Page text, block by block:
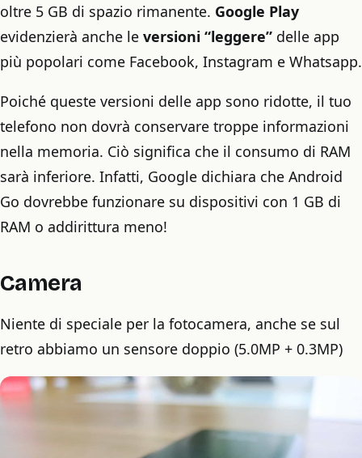
oltre 5 GB di spazio rimanente. Google Play
evidenzierà anche le versioni “leggere” delle app
più popolari come Facebook, Instagram e Whatsapp.
Poiché queste versioni delle app sono ridotte, il tuo
telefono non dovrà conservare troppe informazioni
nella memoria. Ciò significa che il consumo di RAM
sarà inferiore. Infatti, Google dichiara che Android
Go dovrebbe funzionare su dispositivi con 1 GB di
RAM o addirittura meno!
Camera
Niente di speciale per la fotocamera, anche se sul
retro abbiamo un sensore doppio (5.0MP + 0.3MP)